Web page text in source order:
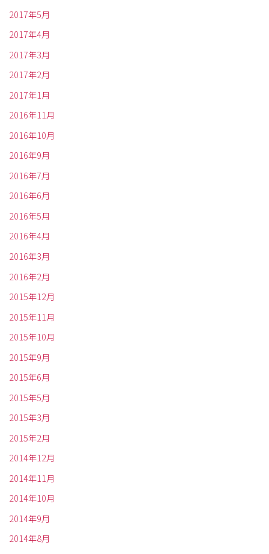
2017年5月
2017年4月
2017年3月
2017年2月
2017年1月
2016年11月
2016年10月
2016年9月
2016年7月
2016年6月
2016年5月
2016年4月
2016年3月
2016年2月
2015年12月
2015年11月
2015年10月
2015年9月
2015年6月
2015年5月
2015年3月
2015年2月
2014年12月
2014年11月
2014年10月
2014年9月
2014年8月